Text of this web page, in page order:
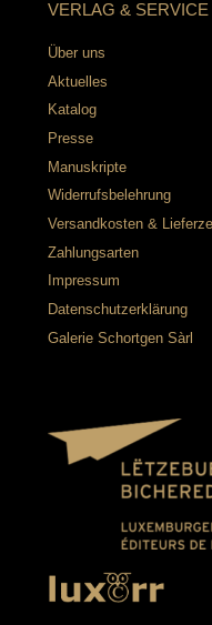
VERLAG & SERVICE
Über uns
Aktuelles
Katalog
Presse
Manuskripte
Widerrufsbelehrung
Versandkosten &
Zahlungsarten
Impressum
Datenschutzerklärung
Galerie Schortgen Sàrl